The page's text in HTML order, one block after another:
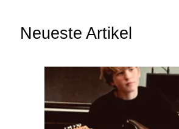
Neueste Artikel